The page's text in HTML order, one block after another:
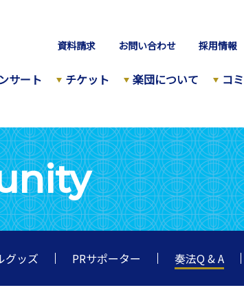
グッズ PRサポーター 奏法Q & A
資料請求 お問い合わせ 採用情報
サート チケット 楽団について コ